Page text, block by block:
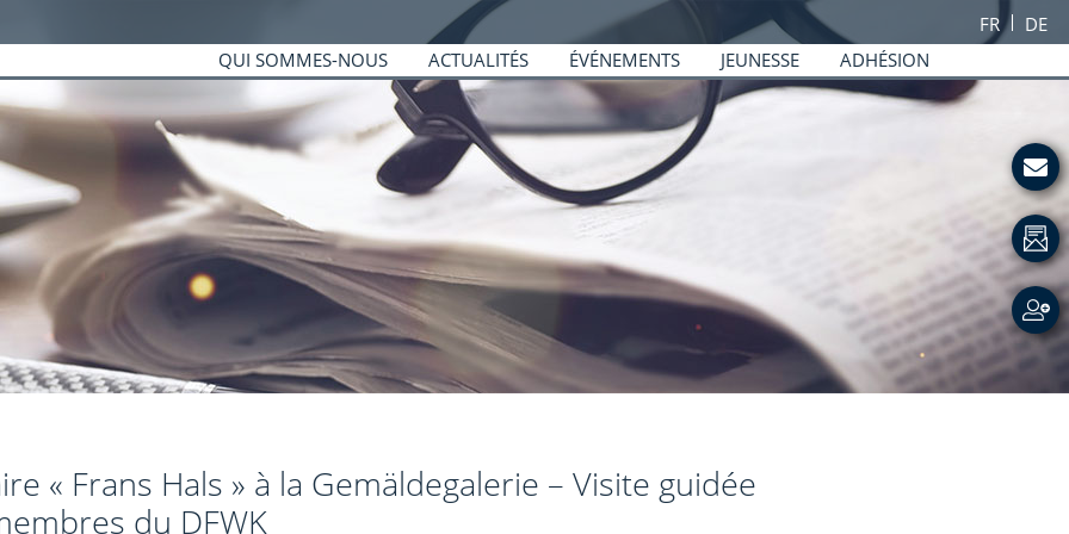
FR DE
QUI SOMMES-NOUS ACTUALITÉS ÉVÉNEMENTS JEUNESSE ADHÉSION
« Frans Hals » à la Gemäldegalerie – Visite guidée
du DFWK